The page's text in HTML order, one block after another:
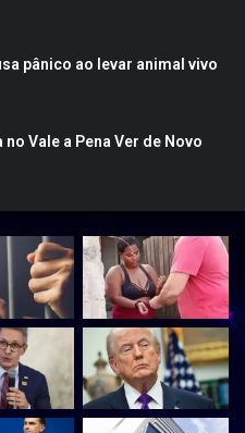
pânico ao levar animal vivo
Vale a Pena Ver de Novo